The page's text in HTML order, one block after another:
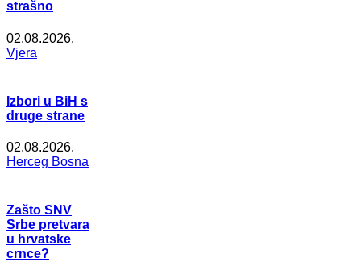
strašno
02.08.2026.
Vjera
Izbori u BiH s
druge strane
02.08.2026.
Herceg Bosna
Zašto SNV
Srbe pretvara
u hrvatske
crnce?